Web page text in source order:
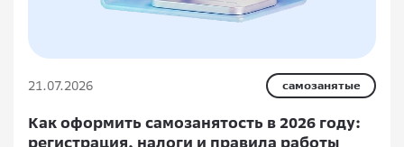
21.07.2026 самозанятые
Как оформить самозанятость в 2026 году:
регистрация, налоги и правила работы